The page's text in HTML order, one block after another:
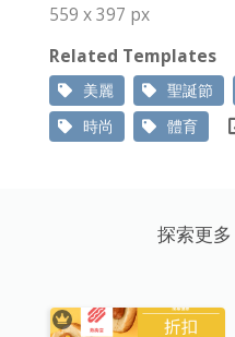
559 x 397 px
Related Templates
美麗 聖誕節
時尚
體育
探索更